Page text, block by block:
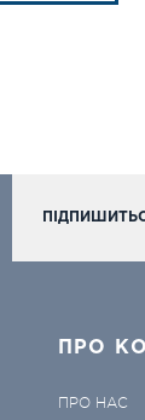
ПРО
ПРО НАС